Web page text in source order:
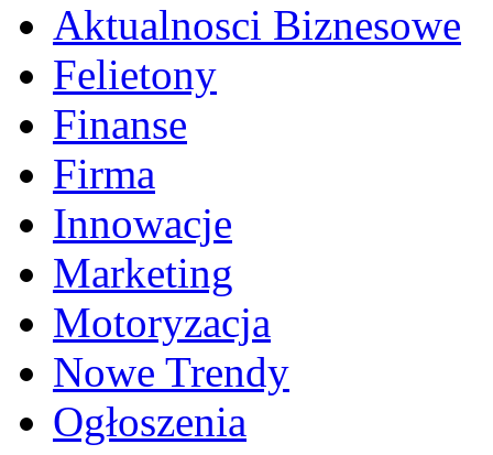
Aktualnosci Biznesowe
Felietony
Finanse
Firma
Innowacje
Marketing
Motoryzacja
Nowe Trendy
Ogłoszenia